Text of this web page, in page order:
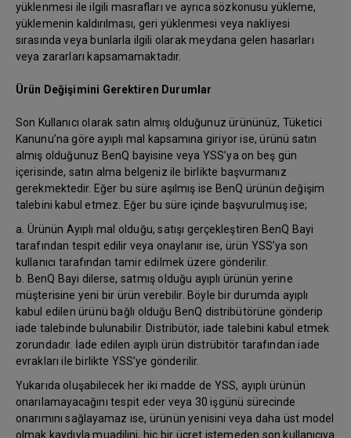
yüklenmesi ile ilgili masrafları ve ayrıca sözkonusu yükleme,
yüklemenin kaldırılması, geri yüklenmesi veya nakliyesi
sırasında veya bunlarla ilgili olarak meydana gelen hasarları
veya zararları kapsamamaktadır.
Ürün Değişimini Gerektiren Durumlar
Son Kullanıcı olarak satın almış olduğunuz ürününüz, Tüketici
Kanunu’na göre ayıplı mal kapsamına giriyor ise, ürünü satın
almış olduğunuz BenQ bayisine veya YSS’ya on beş gün
içerisinde, satın alma belgeniz ile birlikte başvurmanız
gerekmektedir. Eğer bu süre aşılmış ise BenQ ürünün değişim
talebini kabul etmez. Eğer bu süre içinde başvurulmuş ise;
a. Ürünün Ayıplı mal olduğu, satışı gerçekleştiren BenQ Bayi
tarafından tespit edilir veya onaylanır ise, ürün YSS’ya son
kullanıcı tarafından tamir edilmek üzere gönderilir.
b. BenQ Bayi dilerse, satmış olduğu ayıplı ürünün yerine
müşterisine yeni bir ürün verebilir. Böyle bir durumda ayıplı
kabul edilen ürünü bağlı olduğu BenQ distribütörüne gönderip
iade talebinde bulunabilir. Distribütör, iade talebini kabul etmek
zorundadır. İade edilen ayıplı ürün distrübitör tarafından iade
evrakları ile birlikte YSS’ye gönderilir.
Yukarıda oluşabilecek her iki madde de YSS, ayıplı ürünün
onarılamayacağını tespit eder veya 30 işgünü sürecinde
onarımını sağlayamaz ise, ürünün yenisini veya daha üst model
olmak kaydıyla muadilini, hiç bir ücret istemeden son kullanıcıya